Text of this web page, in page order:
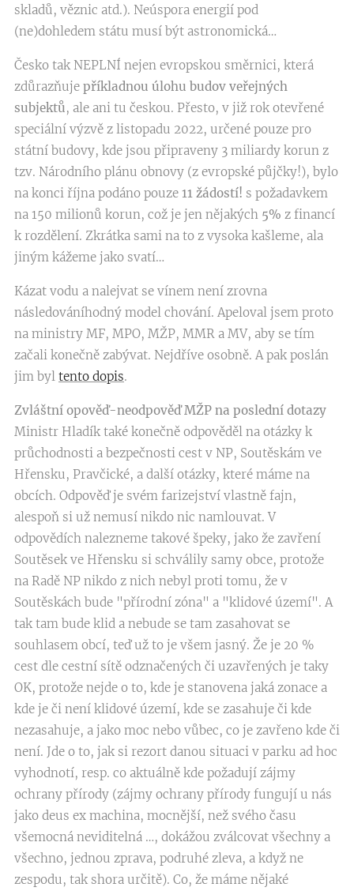
skladů, věznic atd.). Neúspora energií pod
(ne)dohledem státu musí být astronomická…
Česko tak NEPLNÍ nejen evropskou směrnici, která
zdůrazňuje příkladnou úlohu budov veřejných
subjektů, ale ani tu českou. Přesto, v již rok otevřené
speciální výzvě z listopadu 2022, určené pouze pro
státní budovy, kde jsou připraveny 3 miliardy korun z
tzv. Národního plánu obnovy (z evropské půjčky!), bylo
na konci října podáno pouze 11 žádostí! s požadavkem
na 150 milionů korun, což je jen nějakých 5% z financí
k rozdělení. Zkrátka sami na to z vysoka kašleme, ala
jiným kážeme jako svatí…
Kázat vodu a nalejvat se vínem není zrovna
následováníhodný model chování. Apeloval jsem proto
na ministry MF, MPO, MŽP, MMR a MV, aby se tím
začali konečně zabývat. Nejdříve osobně. A pak poslán
jim byl tento dopis.
Zvláštní opověď-neodpověď MŽP na poslední dotazy
Ministr Hladík také konečně odpověděl na otázky k
průchodnosti a bezpečnosti cest v NP, Soutěskám ve
Hřensku, Pravčické, a další otázky, které máme na
obcích. Odpověď je svém farizejství vlastně fajn,
alespoň si už nemusí nikdo nic namlouvat. V
odpovědích nalezneme takové špeky, jako že zavření
Soutěsek ve Hřensku si schválily samy obce, protože
na Radě NP nikdo z nich nebyl proti tomu, že v
Soutěskách bude "přírodní zóna" a "klidové území". A
tak tam bude klid a nebude se tam zasahovat se
souhlasem obcí, teď už to je všem jasný. Že je 20 %
cest dle cestní sítě odznačených či uzavřených je taky
OK, protože nejde o to, kde je stanovena jaká zonace a
kde je či není klidové území, kde se zasahuje či kde
nezasahuje, a jako moc nebo vůbec, co je zavřeno kde či
není. Jde o to, jak si rezort danou situaci v parku ad hoc
vyhodnotí, resp. co aktuálně kde požadují zájmy
ochrany přírody (zájmy ochrany přírody fungují u nás
jako deus ex machina, mocnější, než svého času
všemocná neviditelná …, dokážou zválcovat všechny a
všechno, jednou zprava, podruhé zleva, a když ne
zespodu, tak shora určitě). Co, že máme nějaké